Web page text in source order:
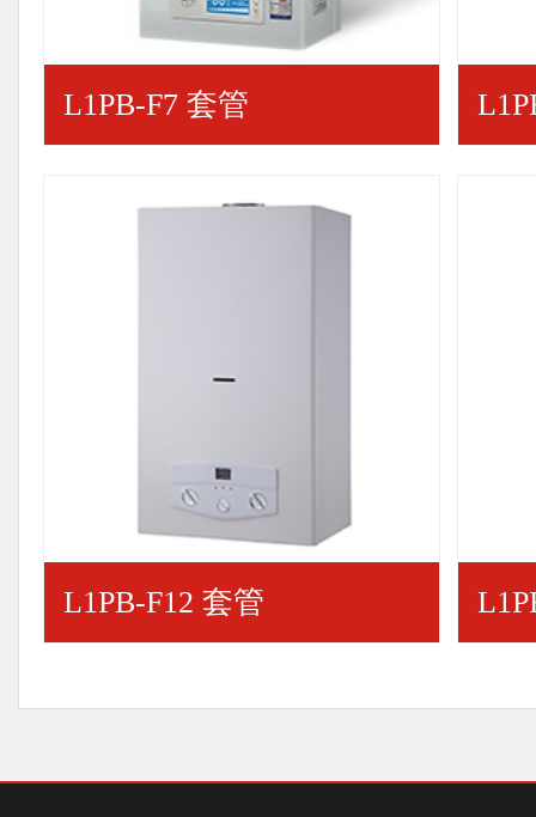
L1PB-F7 套管
L1PB-F12 套管